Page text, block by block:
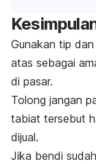
Gunakan tip
atas sebagai
di pasar.
Tolong jangan
tabiat tersebut
dijual.
Jika bendi